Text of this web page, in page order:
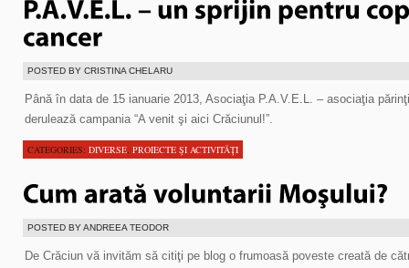
POSTED BY CRISTINA CHELARU
Până în data de 15 ianuarie 2013, Asociaţia P.A.V.E.L. – asociaţia
derulează campania “A venit şi aici Crăciunul!”.
CATEGORIES: DIVERSE, PROIECTE ŞI ACTIVITĂŢI
POSTED BY ANDREEA TEODOR
De Crăciun vă invităm să citiţi pe blog o frumoasă poveste creată de